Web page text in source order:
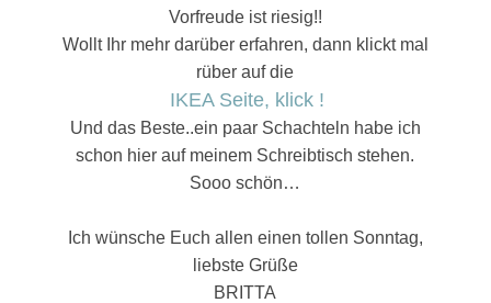
Vorfreude ist riesig!!
Wollt Ihr mehr darüber erfahren, dann klickt mal
rüber auf die
IKEA Seite, klick !
Und das Beste..ein paar Schachteln habe ich
schon hier auf meinem Schreibtisch stehen.
Sooo schön…
Ich wünsche Euch allen einen tollen Sonntag,
liebste Grüße
BRITTA